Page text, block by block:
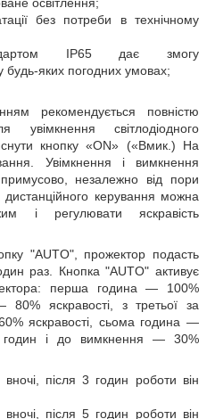
без потреби в технічному
IP65 дає змогу
будь-яких погодних умовах;
рекомендується повністю
світлодіодного
кнопку «ON» («Вмик.) На
Увімкнення і вимкнення
примусово, незалежно від пори
керування можна
і регулювати яскравість
"AUTO", прожектор подасть
раз. Кнопка "AUTO" активує
перша година — 100%
80% яскравості, з третьої за
яскравості, сьома година —
годин і до вимкнення — 30%
після 3 годин роботи він
після 5 годин роботи він